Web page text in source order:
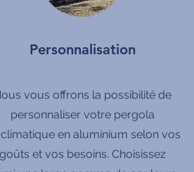
Personnalisation
vous offrons la possibilité de
personnaliser votre pergola
en aluminium selon vos
et vos besoins. Choisissez